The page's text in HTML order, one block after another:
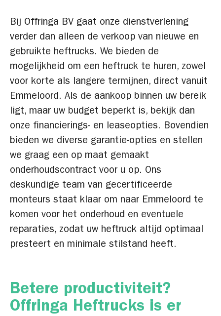
Bij Offringa BV gaat onze dienstverlening
verder dan alleen de verkoop van nieuwe en
gebruikte heftrucks. We bieden de
mogelijkheid om een heftruck te huren, zowel
voor korte als langere termijnen, direct vanuit
Emmeloord. Als de aankoop binnen uw bereik
ligt, maar uw budget beperkt is, bekijk dan
onze financierings- en leaseopties. Bovendien
bieden we diverse garantie-opties en stellen
we graag een op maat gemaakt
onderhoudscontract voor u op. Ons
deskundige team van gecertificeerde
monteurs staat klaar om naar Emmeloord te
komen voor het onderhoud en eventuele
reparaties, zodat uw heftruck altijd optimaal
presteert en minimale stilstand heeft.
Betere productiviteit?
Offringa Heftrucks is er